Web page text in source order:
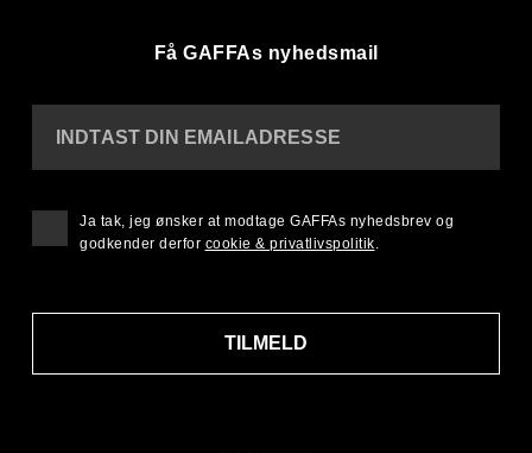
Få GAFFAs nyhedsmail
INDTAST DIN EMAILADRESSE
TILMELD
Ja tak, jeg ønsker at modtage GAFFAs nyhedsbrev og
godkender derfor cookie & privatlivspolitik.